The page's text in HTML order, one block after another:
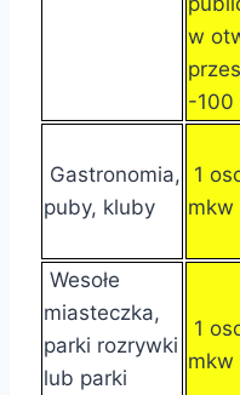
w
-100
Gastronomia,
puby, kluby
1
mkw
Wesołe
miasteczka,
parki rozrywki
lub parki
1
mkw